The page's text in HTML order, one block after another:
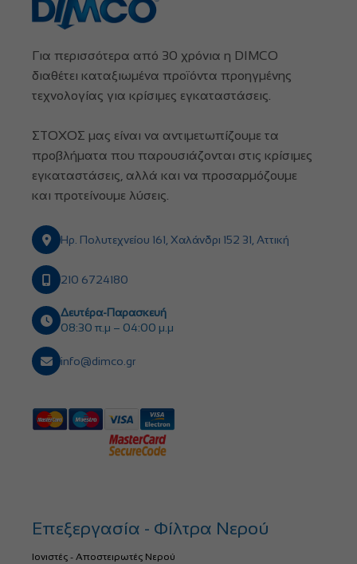
Για περισσότερα από 30 χρόνια η DIMCO
διαθέτει καταξιωμένα προϊόντα προηγμένης
τεχνολογίας για κρίσιμες εγκαταστάσεις.
ΣΤΟΧΟΣ μας είναι να αντιμετωπίζουμε τα
προβλήματα που παρουσιάζονται στις κρίσιμες
εγκαταστάσεις, αλλά και να προσαρμόζουμε
και προτείνουμε λύσεις.
Ηρ. Πολυτεχνείου 161, Χαλάνδρι 152 31, Αττική
210 6724180
Δευτέρα-Παρασκευή
08:30 π.μ – 04:00 μ.μ
info@dimco.gr
Επεξεργασία - Φίλτρα Νερού
Ιονιστές - Αποστειρωτές Νερού